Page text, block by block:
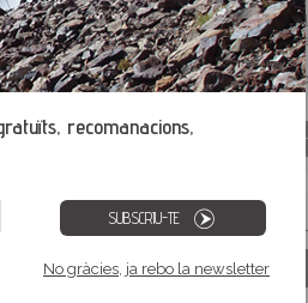
recomanacions,
SUBSCRIU-TE
No gràcies, ja rebo la newsletter
Subscriu-te i rebràs
noves rutes,
96.154persones
SEGUEIX-NOS
A LA RUTA
la galeria de